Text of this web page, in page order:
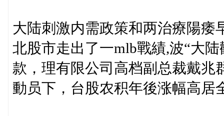
大陆刺激内需政策和两治療陽痿
北股市走出了一mlb戰績,波“大
款，理有限公司高档副总裁戴兆
動员下，台股农积年後涨幅高居